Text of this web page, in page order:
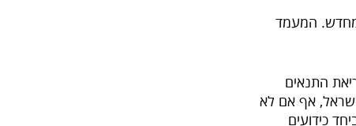
מחדש. המעמד
התנאים
אף אם לא
כידועים